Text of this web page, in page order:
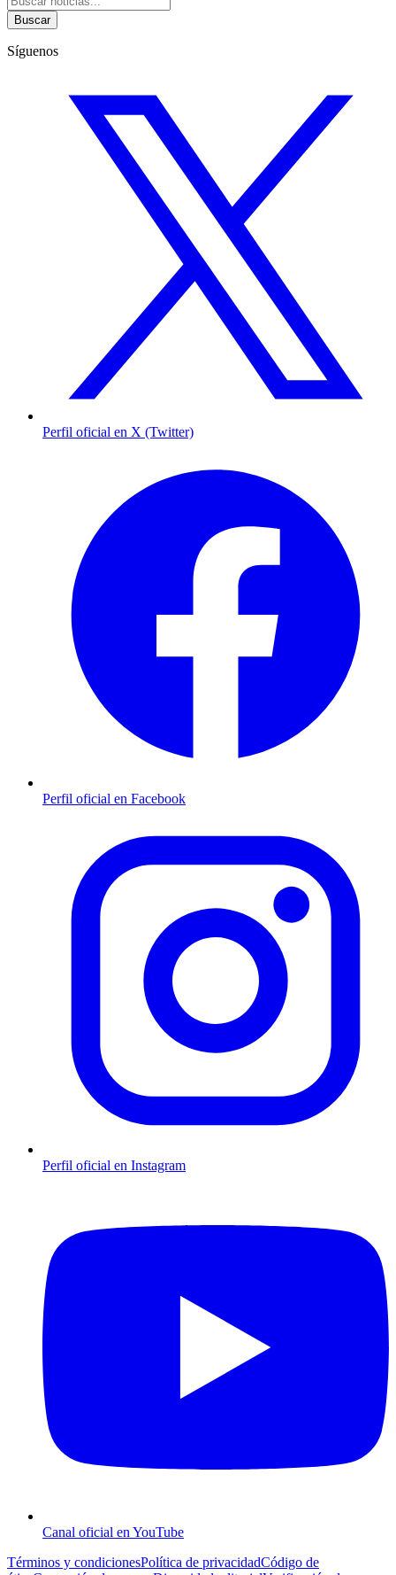
Buscar
Síguenos
Perfil oficial en X (Twitter)
Perfil oficial en Facebook
Perfil oficial en Instagram
Canal oficial en YouTube
Términos y condicionesPolítica de privacidadCódigo de